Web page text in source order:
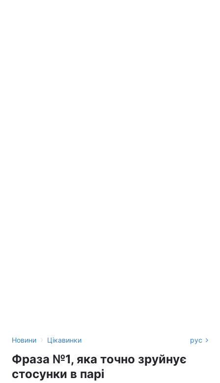
Новини › Цікавинки рус
Фраза №1, яка точно зруйнує
стосунки в парі